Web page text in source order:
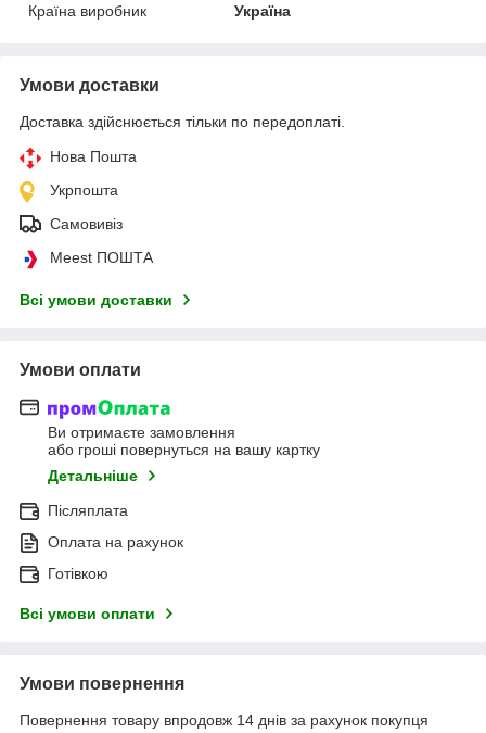
Країна виробник
Україна
Умови доставки
Доставка здійснюється тільки по передоплаті.
Нова Пошта
Укрпошта
Самовивіз
Meest ПОШТА
Всі умови доставки
Умови оплати
Ви отримаєте замовлення
або гроші повернуться на вашу картку
Детальніше
Післяплата
Оплата на рахунок
Готівкою
Всі умови оплати
Умови повернення
Повернення товару впродовж 14 днів за рахунок покупця